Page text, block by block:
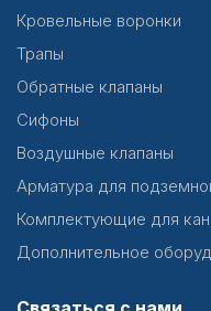
Кровельные воронки
Трапы
Обратные клапаны
Сифоны
Воздушные клапаны
Арматура для
Комплектующие для
Дополнительное